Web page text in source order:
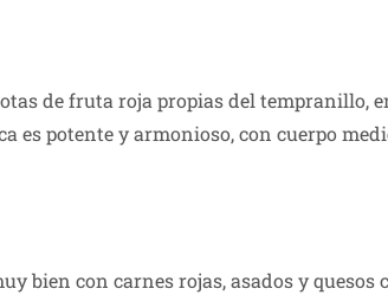
de fruta roja propias del tempranillo,
es potente y armonioso, con cuerpo
bien con carnes rojas, asados y quesos